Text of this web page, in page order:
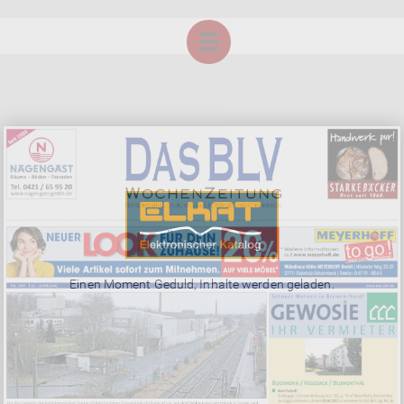
Einen Moment Geduld, Inhalte werden geladen.